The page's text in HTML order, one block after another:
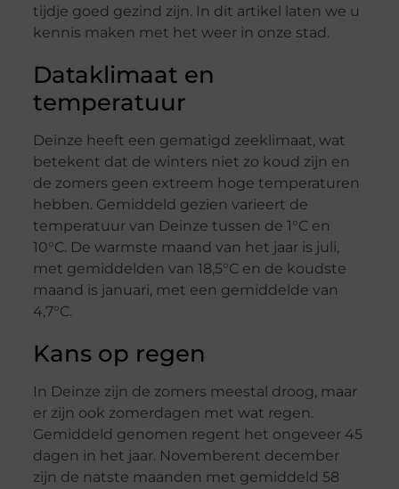
tijdje goed gezind zijn. In dit artikel laten we u
kennis maken met het weer in onze stad.
Dataklimaat en
temperatuur
Deinze heeft een gematigd zeeklimaat, wat
betekent dat de winters niet zo koud zijn en
de zomers geen extreem hoge temperaturen
hebben. Gemiddeld gezien varieert de
temperatuur van Deinze tussen de 1°C en
10°C. De warmste maand van het jaar is juli,
met gemiddelden van 18,5°C en de koudste
maand is januari, met een gemiddelde van
4,7°C.
Kans op regen
In Deinze zijn de zomers meestal droog, maar
er zijn ook zomerdagen met wat regen.
Gemiddeld genomen regent het ongeveer 45
dagen in het jaar. Novemberent december
zijn de natste maanden met gemiddeld 58